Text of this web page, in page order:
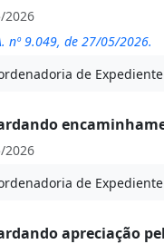
2026
nº 9.049, de 27/05/2026.
de Expediente
2026
de Expediente
apreciação